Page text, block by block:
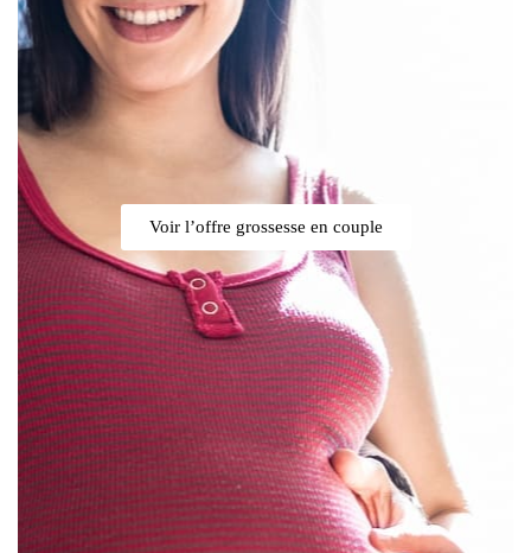
Voir l’offre grossesse en couple